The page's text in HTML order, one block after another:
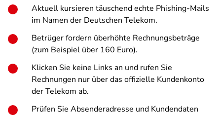
Aktuell kursieren täuschend echte Phishing-Mails
im Namen der Deutschen Telekom.
Betrüger fordern überhöhte Rechnungsbeträge
(zum Beispiel über 160 Euro).
Klicken Sie keine Links an und rufen Sie
Rechnungen nur über das offizielle Kundenkonto
der Telekom ab.
Prüfen Sie Absenderadresse und Kundendaten